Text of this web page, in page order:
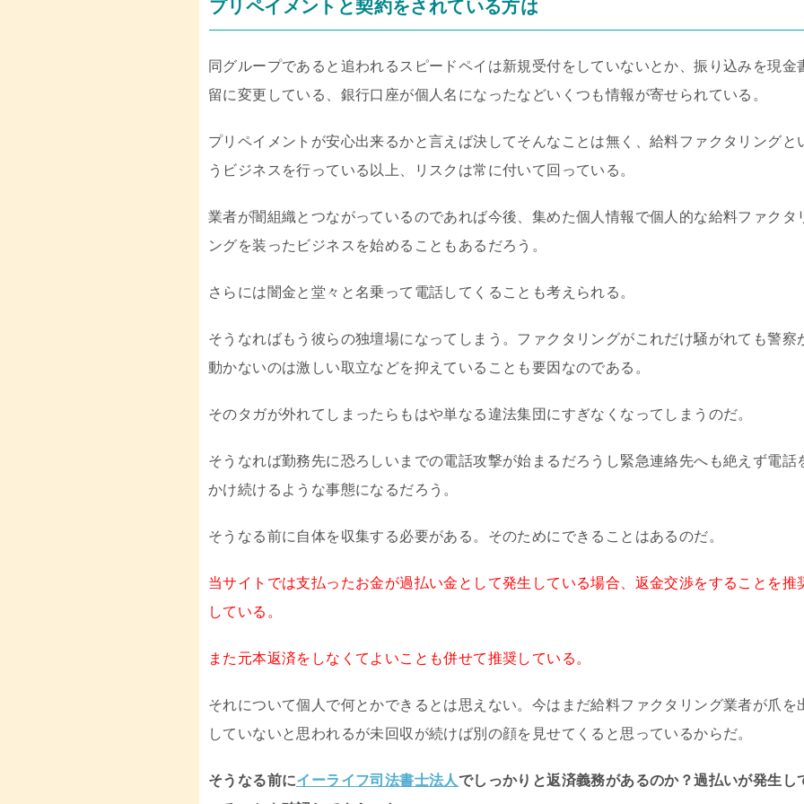
プリペイメントと契約をされている方は
同グループであると追われるスピードペイは新規受付をしていないとか、振り込みを現金
留に変更している、銀行口座が個人名になったなどいくつも情報が寄せられている。
プリペイメントが安心出来るかと言えば決してそんなことは無く、給料ファクタリングと
うビジネスを行っている以上、リスクは常に付いて回っている。
業者が闇組織とつながっているのであれば今後、集めた個人情報で個人的な給料ファクタ
ングを装ったビジネスを始めることもあるだろう。
さらには闇金と堂々と名乗って電話してくることも考えられる。
そうなればもう彼らの独壇場になってしまう。ファクタリングがこれだけ騒がれても警察
動かないのは激しい取立などを抑えていることも要因なのである。
そのタガが外れてしまったらもはや単なる違法集団にすぎなくなってしまうのだ。
そうなれば勤務先に恐ろしいまでの電話攻撃が始まるだろうし緊急連絡先へも絶えず電話
かけ続けるような事態になるだろう。
そうなる前に自体を収集する必要がある。そのためにできることはあるのだ。
当サイトでは支払ったお金が過払い金として発生している場合、返金交渉をすることを推
している。
また元本返済をしなくてよいことも併せて推奨している。
それについて個人で何とかできるとは思えない。今はまだ給料ファクタリング業者が爪を
していないと思われるが未回収が続けば別の顔を見せてくると思っているからだ。
そうなる前にイーライフ司法書士法人でしっかりと返済義務があるのか？過払いが発生し